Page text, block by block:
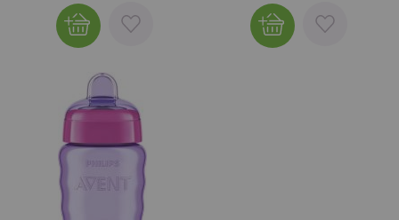
ДОБАВИ
ДОБАВИ